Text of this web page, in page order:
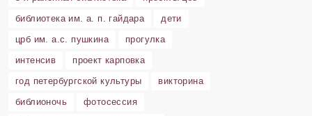
библиотека им. а. п. гайдара
дети
црб им. а.с. пушкина
прогулка
интенсив
проект карповка
год петербургской культуры
викторина
библионочь
фотосессия